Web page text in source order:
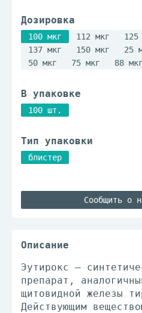
Дозировка
100 мкг 112 мкг
125
137 мкг
150 мкг
25
50 мкг
75 мкг 88 мкг
В упаковке
100 шт.
Тип упаковки
блистер
Сообщить о
Описание
Эутирокс –
препарат,
щитовидной железы
Действующим